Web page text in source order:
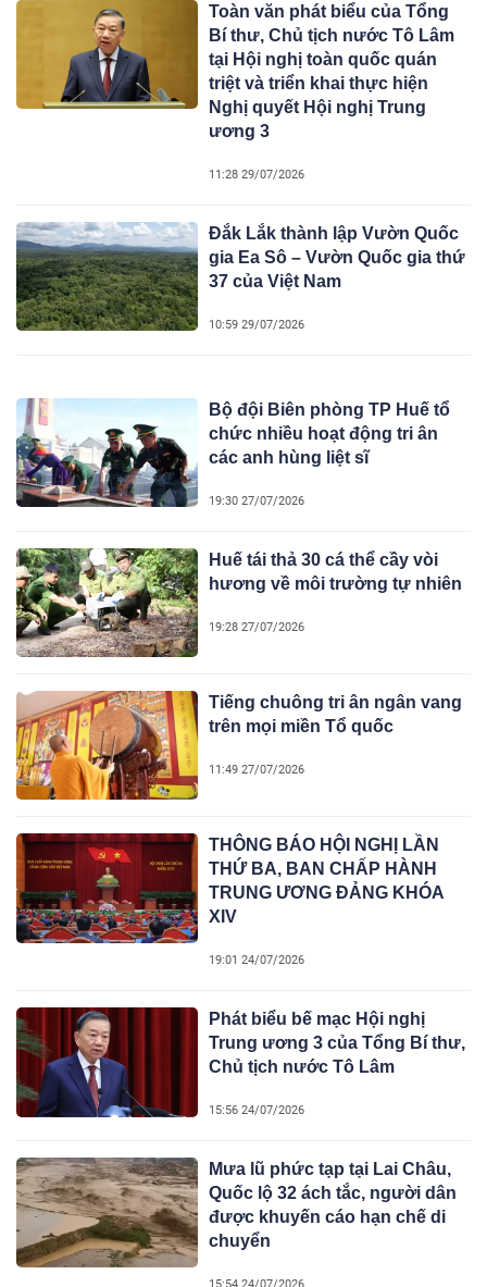
Toàn văn phát biểu của Tổng
Bí thư, Chủ tịch nước Tô Lâm
tại Hội nghị toàn quốc quán
triệt và triển khai thực hiện
Nghị quyết Hội nghị Trung
ương 3
11:28 29/07/2026
Đắk Lắk thành lập Vườn Quốc
gia Ea Sô – Vườn Quốc gia thứ
37 của Việt Nam
10:59 29/07/2026
Bộ đội Biên phòng TP Huế tổ
chức nhiều hoạt động tri ân
các anh hùng liệt sĩ
19:30 27/07/2026
Huế tái thả 30 cá thể cầy vòi
hương về môi trường tự nhiên
19:28 27/07/2026
Tiếng chuông tri ân ngân vang
trên mọi miền Tổ quốc
11:49 27/07/2026
THÔNG BÁO HỘI NGHỊ LẦN
THỨ BA, BAN CHẤP HÀNH
TRUNG ƯƠNG ĐẢNG KHÓA
XIV
19:01 24/07/2026
Phát biểu bế mạc Hội nghị
Trung ương 3 của Tổng Bí thư,
Chủ tịch nước Tô Lâm
15:56 24/07/2026
Mưa lũ phức tạp tại Lai Châu,
Quốc lộ 32 ách tắc, người dân
được khuyến cáo hạn chế di
chuyển